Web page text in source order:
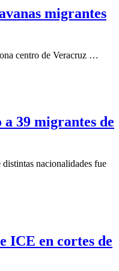
migrantes
centro de Veracruz …
39 migrantes de
nacionalidades fue
ICE en cortes de